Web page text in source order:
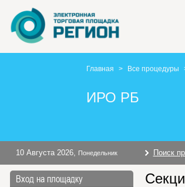
Главная > Все процедуры
ИРО РБ
10 Августа 2026, Понедельник Поиск
Вход на площадку